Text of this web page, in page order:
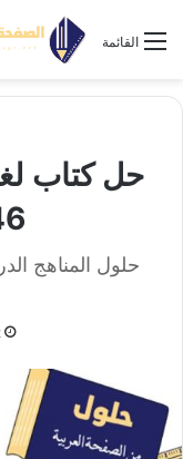
القائمة
حل كتاب
حلول المناهج